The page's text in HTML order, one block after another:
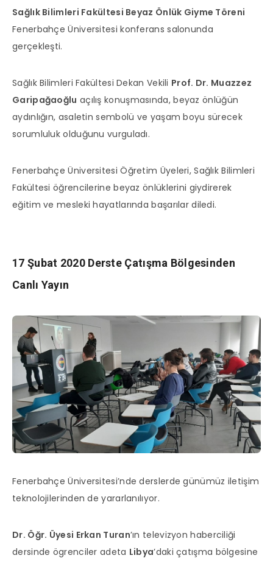
Sağlık Bilimleri Fakültesi Beyaz Önlük Giyme Töreni
Fenerbahçe Üniversitesi konferans salonunda
gerçekleşti.
Sağlık Bilimleri Fakültesi Dekan Vekili Prof. Dr. Muazzez
Garipağaoğlu açılış konuşmasında, beyaz önlüğün
aydınlığın, asaletin sembolü ve yaşam boyu sürecek
sorumluluk olduğunu vurguladı.
Fenerbahçe Üniversitesi Öğretim Üyeleri, Sağlık Bilimleri
Fakültesi öğrencilerine beyaz önlüklerini giydirerek
eğitim ve mesleki hayatlarında başarılar diledi.
17 Şubat 2020 Derste Çatışma Bölgesinden
Canlı Yayın
Fenerbahçe Üniversitesi’nde derslerde günümüz iletişim
teknolojilerinden de yararlanılıyor.
Dr. Öğr. Üyesi Erkan Turan’ın televizyon haberciliği
dersinde ögrenciler adeta Libya’daki çatışma bölgesine